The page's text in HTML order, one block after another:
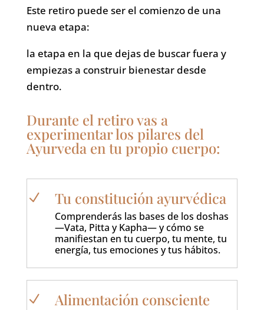
Este retiro puede ser el comienzo de una
nueva etapa:
la etapa en la que dejas de buscar fuera y
empiezas a construir bienestar desde
dentro.
Durante el retiro vas a
experimentar los pilares del
Ayurveda en tu propio cuerpo:
N Tu constitución ayurvédica
Comprenderás las bases de los doshas
—Vata, Pitta y Kapha— y cómo se
manifiestan en tu cuerpo, tu mente, tu
energía, tus emociones y tus hábitos.
N Alimentación consciente